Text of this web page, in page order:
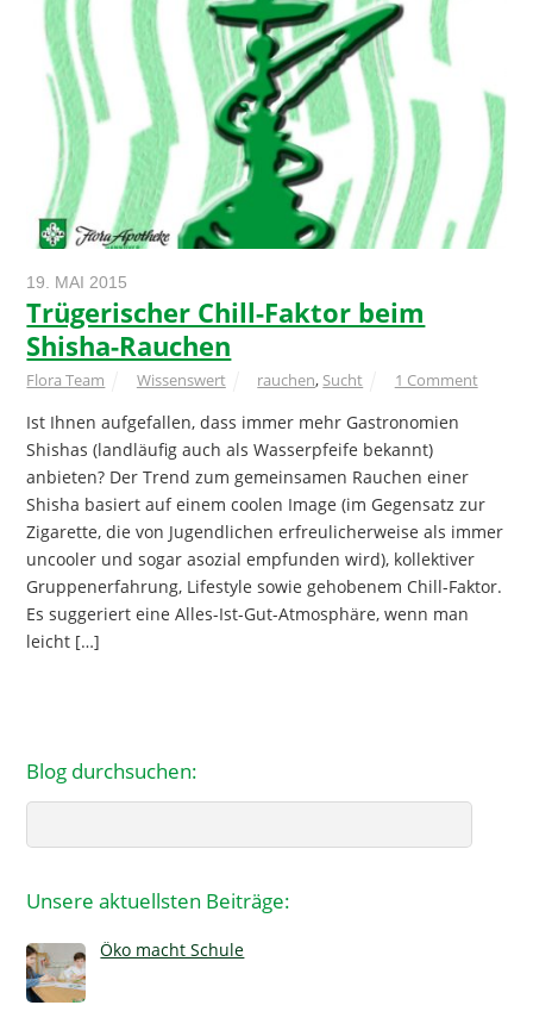
19. MAI 2015
Trügerischer Chill-Faktor beim
Shisha-Rauchen
Flora Team Wissenswert rauchen, Sucht 1 Comment
Ist Ihnen aufgefallen, dass immer mehr Gastronomien
Shishas (landläufig auch als Wasserpfeife bekannt)
anbieten? Der Trend zum gemeinsamen Rauchen einer
Shisha basiert auf einem coolen Image (im Gegensatz zur
Zigarette, die von Jugendlichen erfreulicherweise als immer
uncooler und sogar asozial empfunden wird), kollektiver
Gruppenerfahrung, Lifestyle sowie gehobenem Chill-Faktor.
Es suggeriert eine Alles-Ist-Gut-Atmosphäre, wenn man
leicht […]
Blog durchsuchen:
Unsere aktuellsten Beiträge:
Öko macht Schule